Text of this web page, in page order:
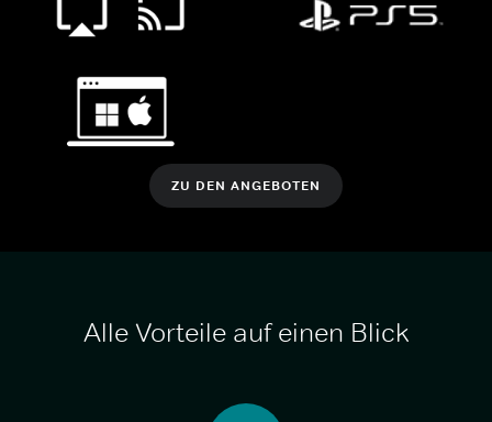
ZU DEN ANGEBOTEN
Alle Vorteile auf einen Blick